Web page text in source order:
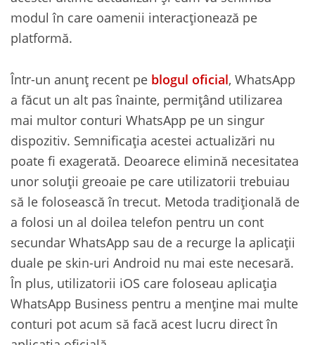
modul în care oamenii interacționează pe
platformă.
Într-un anunț recent pe blogul oficial, WhatsApp
a făcut un alt pas înainte, permițând utilizarea
mai multor conturi WhatsApp pe un singur
dispozitiv. Semnificația acestei actualizări nu
poate fi exagerată. Deoarece elimină necesitatea
unor soluții greoaie pe care utilizatorii trebuiau
să le folosească în trecut. Metoda tradițională de
a folosi un al doilea telefon pentru un cont
secundar WhatsApp sau de a recurge la aplicații
duale pe skin-uri Android nu mai este necesară.
În plus, utilizatorii iOS care foloseau aplicația
WhatsApp Business pentru a menține mai multe
conturi pot acum să facă acest lucru direct în